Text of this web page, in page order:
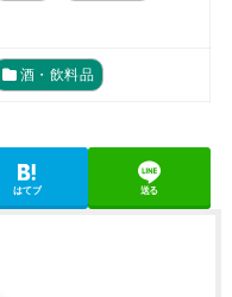
酒・飲料品
はてブ 送る